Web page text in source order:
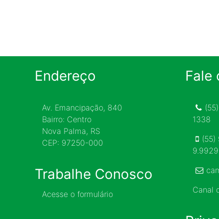
Endereço
Av. Emancipação, 840
Bairro: Centro
Nova Palma, RS
CEP: 97250-000
Trabalhe Conosco
Acesse o formulário
Fale
1338
(55)
Canal